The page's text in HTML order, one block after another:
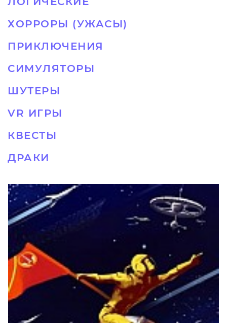
ХОРРОРЫ (УЖАСЫ)
ПРИКЛЮЧЕНИЯ
СИМУЛЯТОРЫ
ШУТЕРЫ
VR ИГРЫ
КВЕСТЫ
ДРАКИ